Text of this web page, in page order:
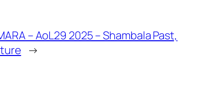
– AoL29 2025 – Shambala Past,
→